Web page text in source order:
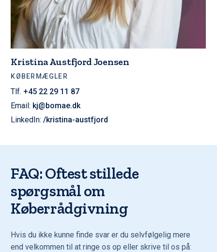
Kristina Austfjord Joensen
KØBERMÆGLER
Tlf. +45 22 29 11 87
Email: kj@bomae.dk
LinkedIn: /kristina-austfjord
FAQ: Oftest stillede
spørgsmål om
Køberrådgivning
Hvis du ikke kunne finde svar er du selvfølgelig mere
end velkommen til at ringe os op eller skrive til os på: